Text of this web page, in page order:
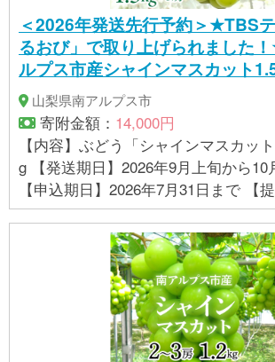
＜2026年発送先行予約＞★TBS
るおび」で取り上げられました
ルプス市産シャインマスカット
05 | 人気 山梨産 高評価 ランキン
山梨県南アルプス市
寄附金額： 14,000円
【内容】ぶどう「シャインマスカッ
g 【発送期日】2026年9月上旬から10月上旬配送予定
【申込期日】2026年7月31日まで 【
Ａ南アルプス市